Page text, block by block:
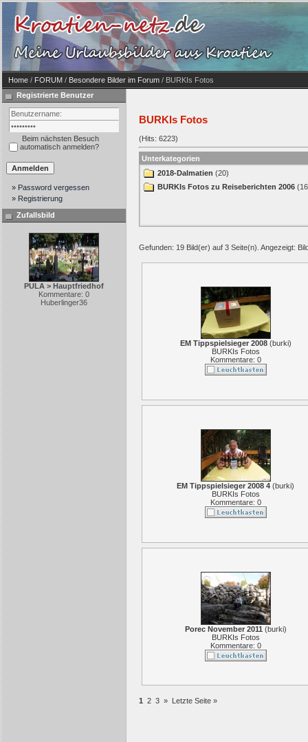
Home / FORUM / Besondere Bilder im Forum / BURKIs Fotos
Registrierte Benutzer
Beim nächsten Besuch
automatisch anmelden?
» Password vergessen
» Registrierung
Zufallsbild
PULA > Hauptfriedhof
Kommentare: 0
Huberlinger36
BURKIs Fotos
(Hits: 6223)
Unterkategorien
2018-Dalmatien (20)
BURKIs Fotos zu Reiseberichten 2006
Gefunden: 19 Bild(er) auf 3 Seite(n). Angezeigt:
EM Tippspielsieger 2008(burki)
BURKIs Fotos
Kommentare: 0
EM Tippspielsieger 2008 4 (burki)
BURKIs Fotos
Kommentare: 0
Porec November 2011 (burki)
BURKIs Fotos
Kommentare: 0
1 2 3 » Letzte Seite »